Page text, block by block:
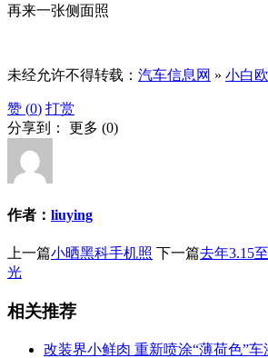
再来一张侧面照
未经允许不得转载： 汽车信息网 » 小白
赞 (0) 打赏
分享到： 更多 (0)
作者： liuying
上一篇小晒黑科手机照 下一篇去年3.15
光
相关推荐
改装界小鲜肉 重新喷涂“薄荷色”车